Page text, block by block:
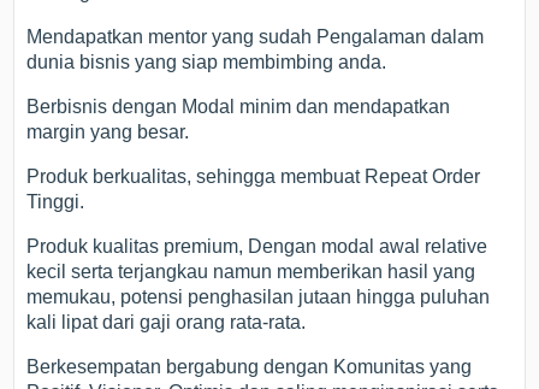
Mendapatkan mentor yang sudah Pengalaman dalam
dunia bisnis yang siap membimbing anda.
Berbisnis dengan Modal minim dan mendapatkan
margin yang besar.
Produk berkualitas, sehingga membuat Repeat Order
Tinggi.
Produk kualitas premium, Dengan modal awal relative
kecil serta terjangkau namun memberikan hasil yang
memukau, potensi penghasilan jutaan hingga puluhan
kali lipat dari gaji orang rata-rata.
Berkesempatan bergabung dengan Komunitas yang